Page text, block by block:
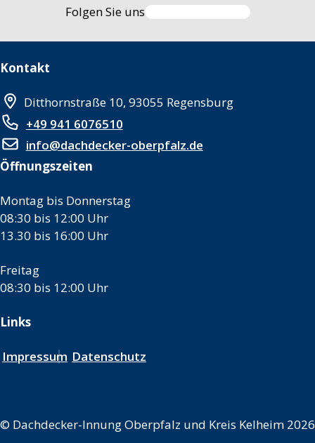
Folgen Sie uns
Kontakt
Ditthornstraße 10, 93055 Regensburg
+49 941 6076510
info@dachdecker-oberpfalz.de
Öffnungszeiten
Montag bis Donnerstag
08:30 bis 12:00 Uhr
13.30 bis 16:00 Uhr
Freitag
08:30 bis 12:00 Uhr
Links
Impressum Datenschutz
© Dachdecker-Innung Oberpfalz und Kreis Kelheim 2026